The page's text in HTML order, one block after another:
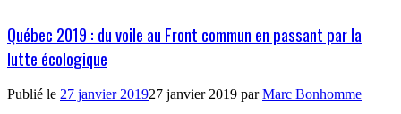
Québec 2019 : du voile au Front commun en passant par la
lutte écologique
Publié le 27 janvier 201927 janvier 2019 parMarc Bonhomme